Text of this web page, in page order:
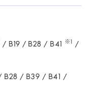
/ B19 / B28 / B41 ※1
/
B28 / B39 / B41 /